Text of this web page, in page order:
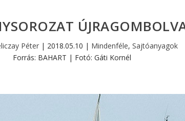
Péter | 2018.05.10 | Mindenféle,Sajtóanyagok
Forrás: BAHART | Fotó: Gáti Kornél